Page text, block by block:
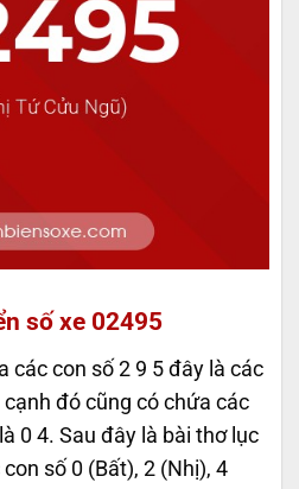
số xe 02495
các con số 2 9 5 đây là các
đó cũng có chứa các
0 4. Sau đây là bài thơ lục
số 0 (Bất), 2 (Nhị), 4